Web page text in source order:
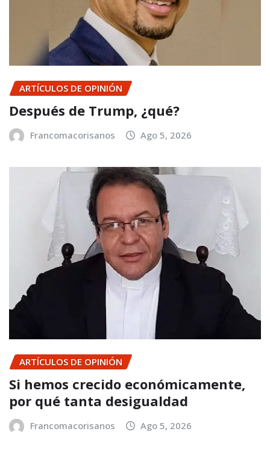
ARTÍCULOS DE OPINIÓN
Después de Trump, ¿qué?
Francomacorisanos Ago 5, 2026
ARTÍCULOS DE OPINIÓN
Si hemos crecido económicamente,
por qué tanta desigualdad
Francomacorisanos Ago 5, 2026